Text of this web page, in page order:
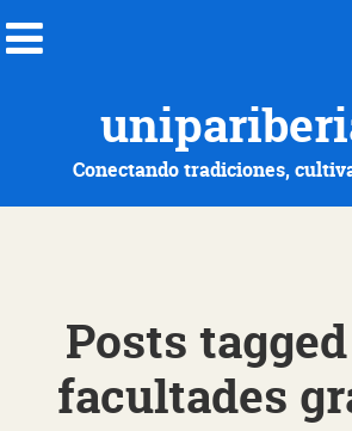
Conectando tradiciones,
Posts
facultades